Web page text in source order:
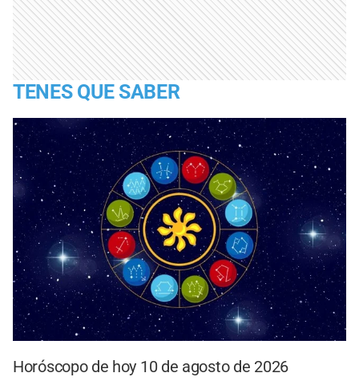
TENES QUE SABER
Horóscopo de hoy 10 de agosto de 2026